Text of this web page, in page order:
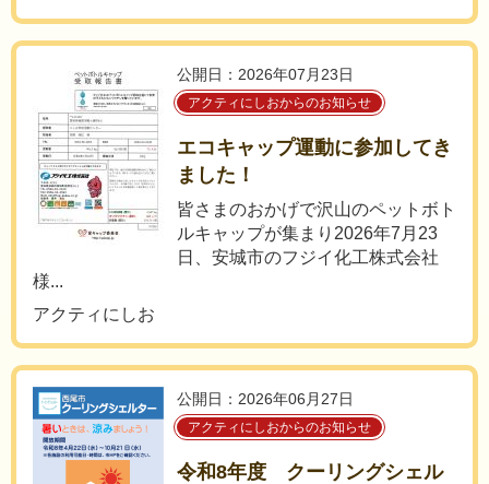
公開日：2026年07月23日
アクティにしおからのお知らせ
エコキャップ運動に参加してき
ました！
皆さまのおかげで沢山のペットボト
ルキャップが集まり2026年7月23
日、安城市のフジイ化工株式会社
様...
アクティにしお
公開日：2026年06月27日
アクティにしおからのお知らせ
令和8年度 クーリングシェル